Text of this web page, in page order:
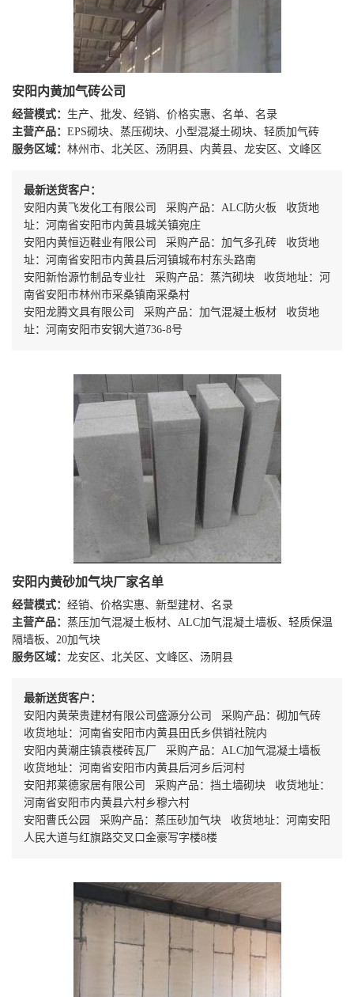
安阳内黄加气砖公司
经营模式： 生产、批发、经销、价格实惠、名单、名录
主营产品： EPS砌块、蒸压砌块、小型混凝土砌块、轻质加气砖
服务区域： 林州市、北关区、汤阴县、内黄县、龙安区、文峰区
最新送货客户：
安阳内黄飞发化工有限公司 采购产品：ALC防火板 收货地
址：河南省安阳市内黄县城关镇宛庄
安阳内黄恒迈鞋业有限公司 采购产品：加气多孔砖 收货地
址：河南省安阳市内黄县后河镇城布村东头路南
安阳新怡源竹制品专业社 采购产品：蒸汽砌块 收货地址：河
南省安阳市林州市采桑镇南采桑村
安阳龙腾文具有限公司 采购产品：加气混凝土板材 收货地
址：河南安阳市安钢大道736-8号
安阳内黄砂加气块厂家名单
经营模式： 经销、价格实惠、新型建材、名录
主营产品： 蒸压加气混凝土板材、ALC加气混凝土墙板、轻质保温
隔墙板、20加气块
服务区域： 龙安区、北关区、文峰区、汤阴县
最新送货客户：
安阳内黄荣贵建材有限公司盛源分公司 采购产品：砌加气砖
收货地址：河南省安阳市内黄县田氏乡供销社院内
安阳内黄潮庄镇袁楼砖瓦厂 采购产品：ALC加气混凝土墙板
收货地址：河南省安阳市内黄县后河乡后河村
安阳邦莱德家居有限公司 采购产品：挡土墙砌块 收货地址：
河南省安阳市内黄县六村乡穆六村
安阳曹氏公园 采购产品：蒸压砂加气块 收货地址：河南安阳
人民大道与红旗路交叉口金豪写字楼8楼